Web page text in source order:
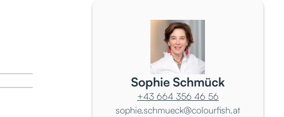
Sophie Schmück
+43 664 356 46 56
sophie.schmueck@colourfish.at